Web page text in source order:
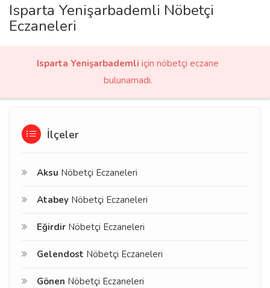
Isparta Yenişarbademli Nöbetçi
Eczaneleri
Isparta Yenişarbademli için nöbetçi eczane
bulunamadı.
İlçeler
Aksu Nöbetçi Eczaneleri
Atabey Nöbetçi Eczaneleri
Eğirdir Nöbetçi Eczaneleri
Gelendost Nöbetçi Eczaneleri
Gönen Nöbetçi Eczaneleri